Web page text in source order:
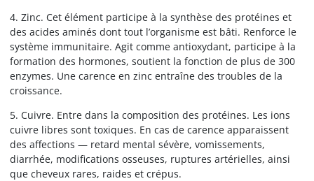
4. Zinc. Cet élément participe à la synthèse des protéines et
des acides aminés dont tout l’organisme est bâti. Renforce le
système immunitaire. Agit comme antioxydant, participe à la
formation des hormones, soutient la fonction de plus de 300
enzymes. Une carence en zinc entraîne des troubles de la
croissance.
5. Cuivre. Entre dans la composition des protéines. Les ions
cuivre libres sont toxiques. En cas de carence apparaissent
des affections — retard mental sévère, vomissements,
diarrhée, modifications osseuses, ruptures artérielles, ainsi
que cheveux rares, raides et crépus.